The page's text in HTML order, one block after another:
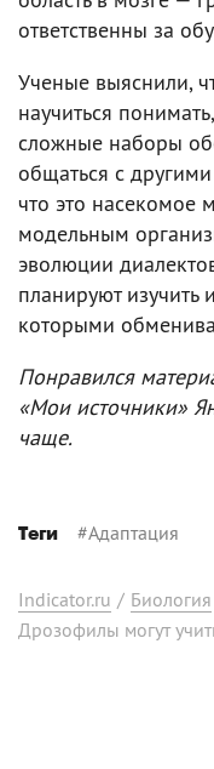
ответственны за
Ученые выяснили,
научиться
сложные наборы
общаться с
что это насекомое
модельным
эволюции
планируют изучить
которыми
Понравился
«Мои источники»
чаще.
Теги #Адаптация
Indicator.ru / Биология
Дрозофилы могут